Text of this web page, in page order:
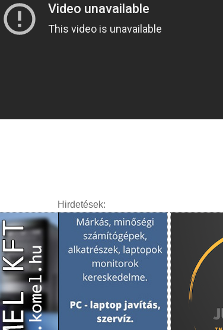
Hirdetések: